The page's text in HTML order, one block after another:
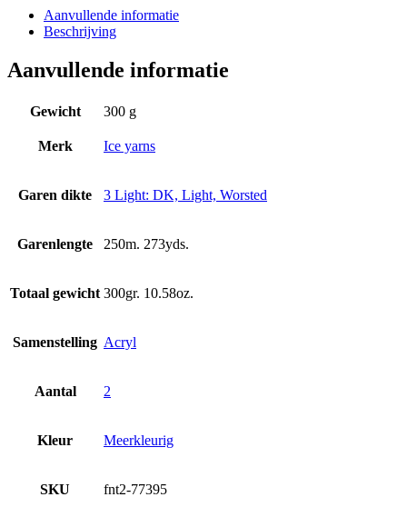
Aanvullende informatie
Beschrijving
Aanvullende informatie
Gewicht 300 g
Merk Ice yarns
Garen dikte 3 Light: DK, Light, Worsted
Garenlengte 250m. 273yds.
Totaal gewicht 300gr. 10.58oz.
Samenstelling Acryl
Aantal 2
Kleur Meerkleurig
SKU fnt2-77395